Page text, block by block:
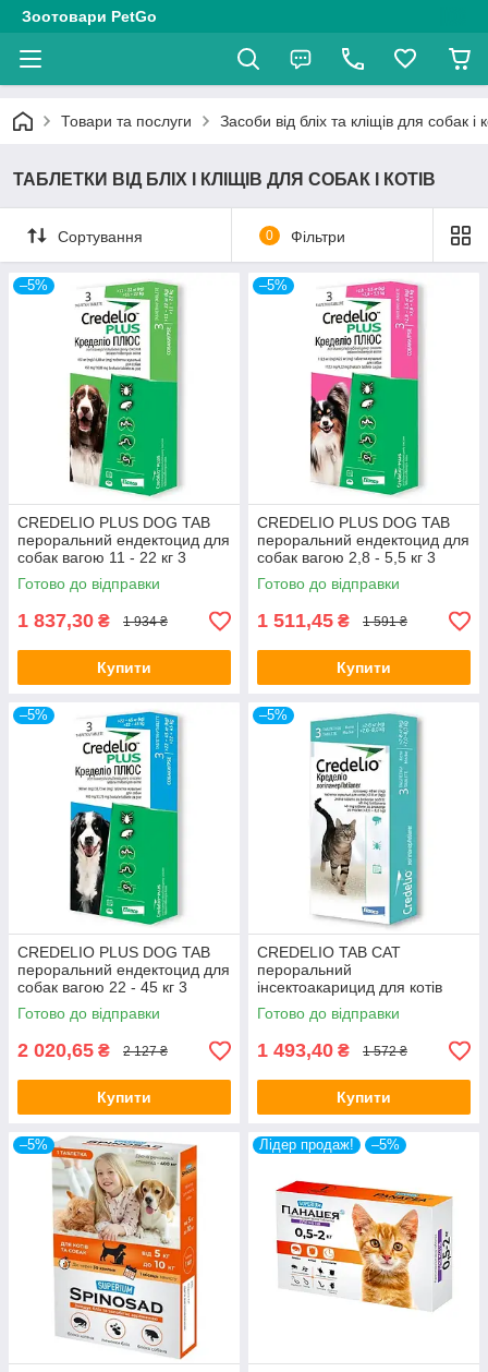
Зоотовари PetGo
Товари та послуги Засоби від бліх та кліщів для собак і
ТАБЛЕТКИ ВІД БЛІХ І КЛІЩІВ ДЛЯ СОБАК І КОТІВ
Сортування 0 Фільтри
–5%
CREDELIO PLUS DOG TAB
пероральний ендектоцид для
собак вагою 11 - 22 кг 3
таблетки
Готово до відправки
1 837,30 ₴ 1 934 ₴
Купити
–5%
CREDELIO PLUS DOG TAB
пероральний ендектоцид для
собак вагою 2,8 - 5,5 кг 3
таблетка
Готово до відправки
1 511,45 ₴ 1 591 ₴
Купити
–5%
CREDELIO PLUS DOG TAB
пероральний ендектоцид для
собак вагою 22 - 45 кг 3
таблетки
Готово до відправки
2 020,65 ₴ 2 127 ₴
Купити
–5%
CREDELIO TAB CAT
пероральний
інсектоакарицид для котів
вагою 2 - 8 кг 3 таблетки
Готово до відправки
1 493,40 ₴ 1 572 ₴
Купити
–5% Лідер продаж! –5%